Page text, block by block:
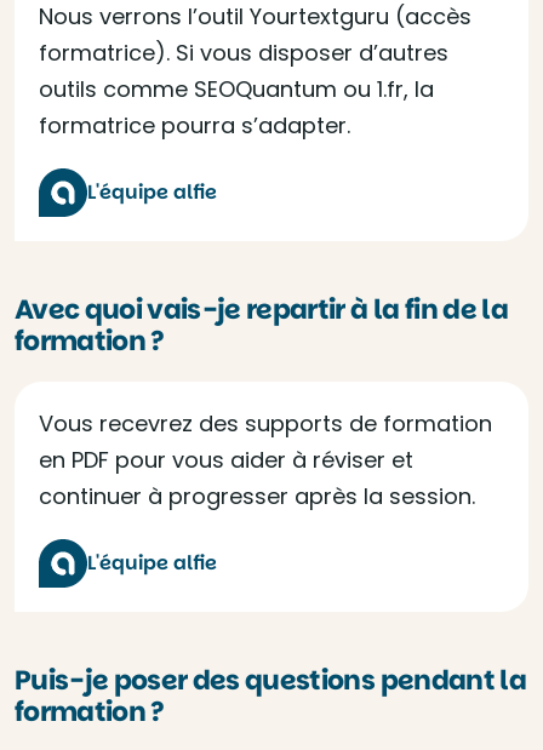
Nous verrons l’outil Yourtextguru (accès
formatrice). Si vous disposer d’autres
outils comme SEOQuantum ou 1.fr, la
formatrice pourra s’adapter.
L'équipe alfie
Avec quoi vais-je repartir à la fin de la
formation ?
Vous recevrez des supports de formation
en PDF pour vous aider à réviser et
continuer à progresser après la session.
L'équipe alfie
Puis-je poser des questions pendant la
formation ?